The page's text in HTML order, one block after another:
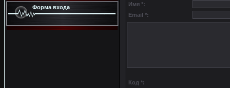
Форма входа
Имя *:
Email *:
Код *: